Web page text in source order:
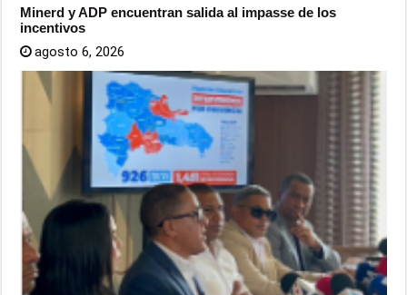
Minerd y ADP encuentran salida al impasse de los
incentivos
agosto 6, 2026